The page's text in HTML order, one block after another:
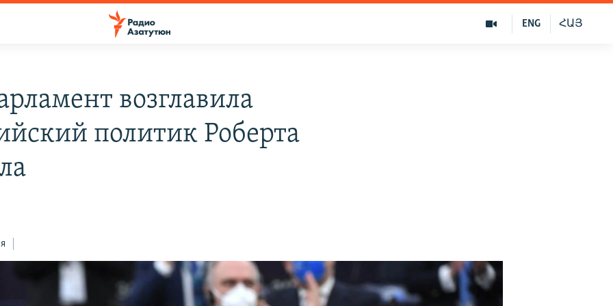
ՀԱՅ
ENG
возглавила
политик Роберта